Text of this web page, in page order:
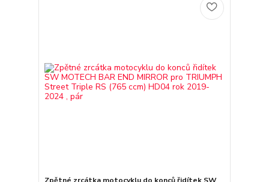
Zpětné zrcátka motocyklu do konců řidítek SW